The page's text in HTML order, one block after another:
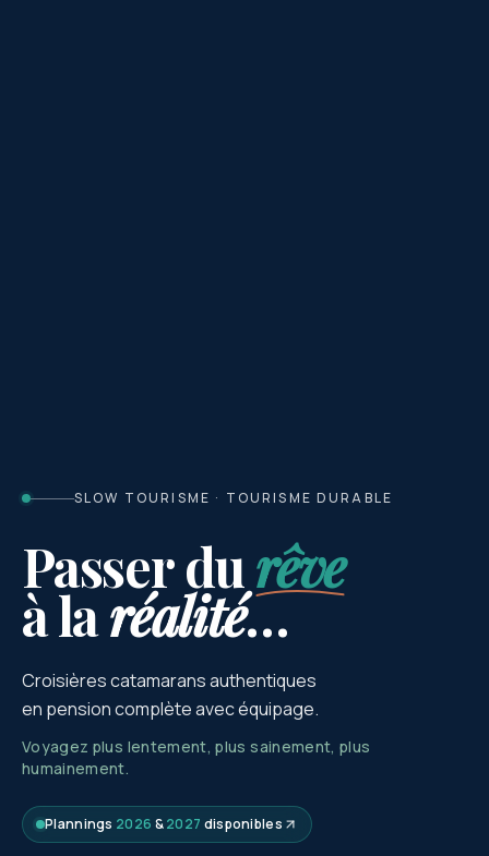
SLOW TOURISME · TOURISME DURABLE
Passer durêve
à laréalité…
Croisières catamarans authentiques
en pension complète avec équipage.
Voyagez plus lentement, plus sainement, plus
humainement.
Plannings 2026 &2027 disponibles